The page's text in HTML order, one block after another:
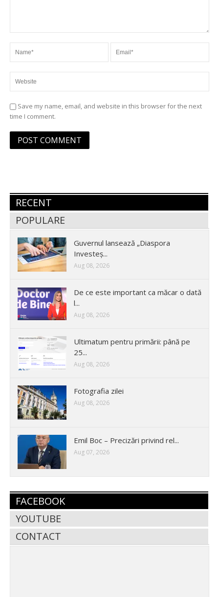
Save my name, email, and website in this browser for the next
time I comment.
RECENT
POPULARE
Guvernul lansează „Diaspora
Investeș...
Aug 08, 2026
De ce este important ca măcar o dată
l...
Aug 08, 2026
Ultimatum pentru primării: până pe
25...
Aug 08, 2026
Fotografia zilei
Aug 08, 2026
Emil Boc – Precizări privind rel...
Aug 07, 2026
FACEBOOK
YOUTUBE
CONTACT